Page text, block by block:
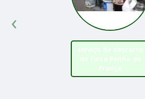
serviço de descarte
de tinta Penha de
França
‹